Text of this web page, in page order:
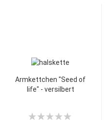
Armkettchen "Seed of
life" - versilbert